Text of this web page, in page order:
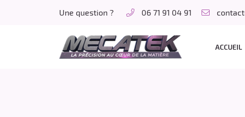
Une question ? 06 71 91 04 91
ACCUEIL
37150 LA CROIX EN TOURAINE
06 71 91 04 91